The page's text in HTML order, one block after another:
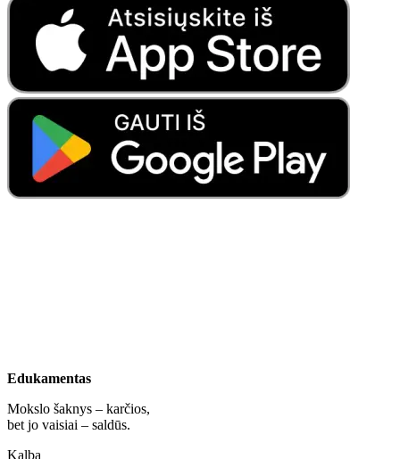
Edukamentas
Mokslo šaknys – karčios,
bet jo vaisiai – saldūs.
Kalba